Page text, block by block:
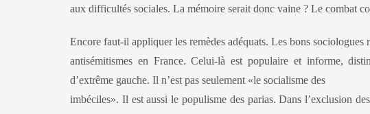
aux difficultés sociales. La mémoire serait donc vaine ? Le combat
Encore faut-il appliquer les remèdes adéquats. Les bons
antisémitismes en France. Celui-là est populaire et informe,
d’extrême gauche. Il n’est pas seulement «le socialisme des
imbéciles». Il est aussi le populisme des parias. Dans l’exclusion